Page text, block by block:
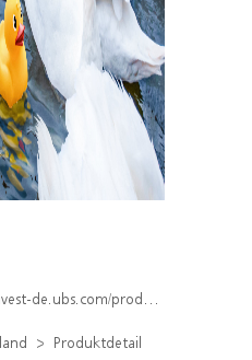
produkt/detail/index/isin/DE000WA7NX81
Produktdetail